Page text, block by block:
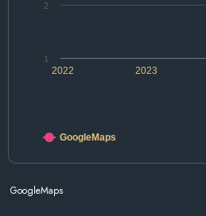
2022 2023
1
2
GoogleMaps
GoogleMaps